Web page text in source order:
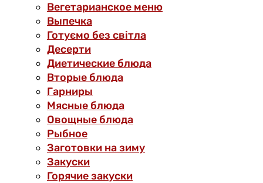
Вегетарианское меню
Выпечка
Готуємо без світла
Десерти
Диетические блюда
Вторые блюда
Гарниры
Мясные блюда
Овощные блюда
Рыбное
Заготовки на зиму
Закуски
Горячие закуски